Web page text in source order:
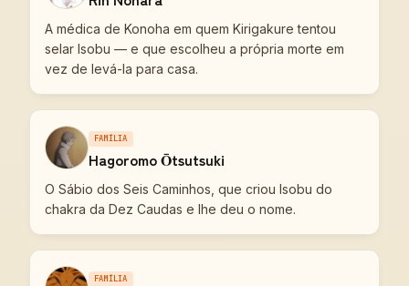
A médica de Konoha em quem Kirigakure tentou
selar Isobu — e que escolheu a própria morte em
vez de levá-la para casa.
FAMÍLIA
Hagoromo Ōtsutsuki
O Sábio dos Seis Caminhos, que criou Isobu do
chakra da Dez Caudas e lhe deu o nome.
FAMÍLIA